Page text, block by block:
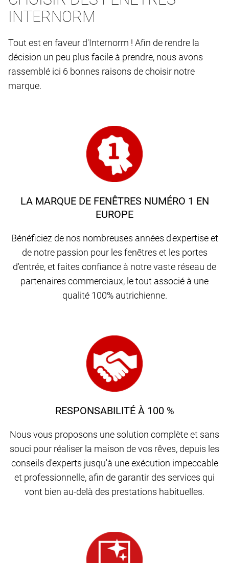
INTERNORM
Tout est en faveur d'Internorm ! Afin de rendre la
décision un peu plus facile à prendre, nous avons
rassemblé ici 6 bonnes raisons de choisir notre
marque.
LA MARQUE DE FENÊTRES NUMÉRO 1 EN
EUROPE
Bénéficiez de nos nombreuses années d'expertise et
de notre passion pour les fenêtres et les portes
d'entrée, et faites confiance à notre vaste réseau de
partenaires commerciaux, le tout associé à une
qualité 100% autrichienne.
RESPONSABILITÉ À 100 %
Nous vous proposons une solution complète et sans
souci pour réaliser la maison de vos rêves, depuis les
conseils d'experts jusqu'à une exécution impeccable
et professionnelle, afin de garantir des services qui
vont bien au-delà des prestations habituelles.